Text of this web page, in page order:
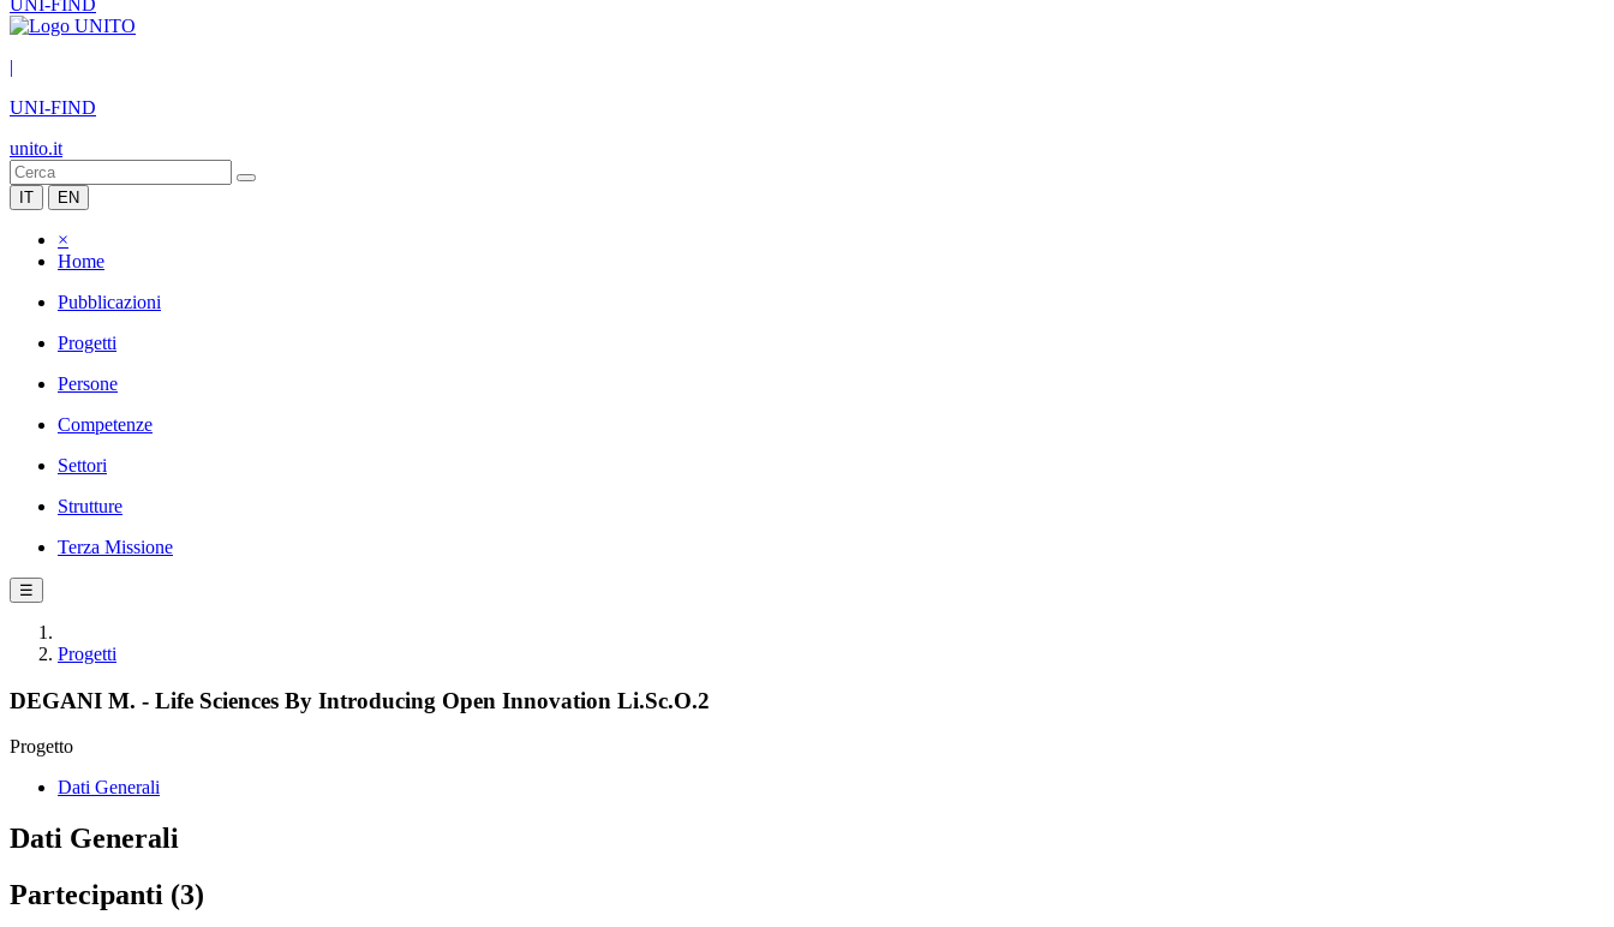
UNI-FIND
|
UNI-FIND
unito.it
IT EN
×
Home
Pubblicazioni
Progetti
Persone
Competenze
Settori
Strutture
Terza Missione
☰
Progetti
DEGANI M. - Life Sciences By Introducing Open Innovation Li.Sc.O.2
Progetto
Dati Generali
Dati Generali
Partecipanti (3)